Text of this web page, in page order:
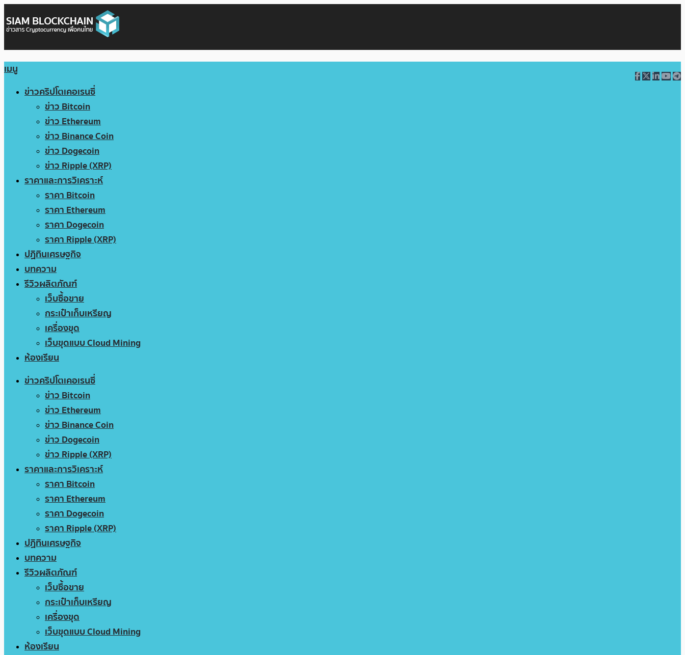
เมนู
ข่าวคริปโตเคอเรนซี่
ข่าว Bitcoin
ข่าว Ethereum
ข่าว Binance Coin
ข่าว Dogecoin
ข่าว Ripple (XRP)
ราคาและการวิเคราะห์
ราคา Bitcoin
ราคา Ethereum
ราคา Dogecoin
ราคา Ripple (XRP)
ปฏิทินเศรษฐกิจ
บทความ
รีวิวผลิตภัณฑ์
เว็บซื้อขาย
กระเป๋าเก็บเหรียญ
เครื่องขุด
เว็บขุดแบบ Cloud Mining
ห้องเรียน
ข่าวคริปโตเคอเรนซี่
ข่าว Bitcoin
ข่าว Ethereum
ข่าว Binance Coin
ข่าว Dogecoin
ข่าว Ripple (XRP)
ราคาและการวิเคราะห์
ราคา Bitcoin
ราคา Ethereum
ราคา Dogecoin
ราคา Ripple (XRP)
ปฏิทินเศรษฐกิจ
บทความ
รีวิวผลิตภัณฑ์
เว็บซื้อขาย
กระเป๋าเก็บเหรียญ
เครื่องขุด
เว็บขุดแบบ Cloud Mining
ห้องเรียน